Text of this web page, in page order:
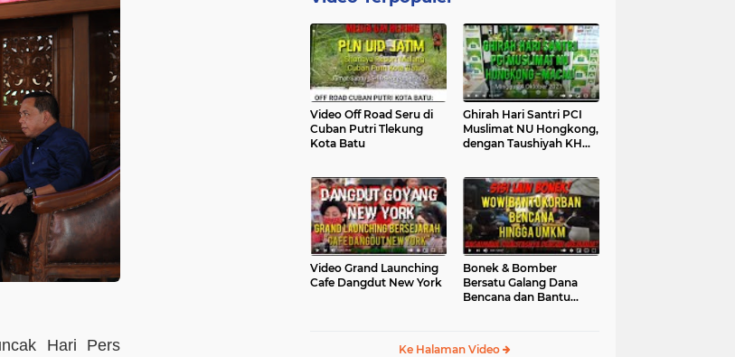
Hari Pers
Video Off Road Seru di
Cuban Putri Tlekung
Kota Batu
Ghirah Hari Santri PCI
Muslimat NU Hongkong,
dengan Taushiyah KH
Video Grand Launching
Cafe Dangdut New York
Bonek & Bomber
Bersatu Galang Dana
Bencana dan Bantu
Ke Halaman Video